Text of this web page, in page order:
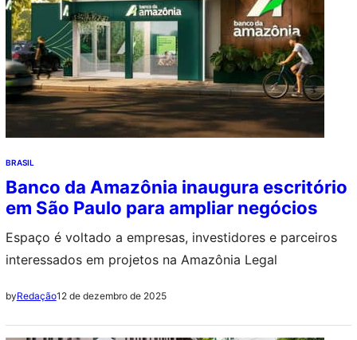
BRASIL
Banco da Amazônia inaugura escritório
em São Paulo para ampliar negócios
Espaço é voltado a empresas, investidores e parceiros
interessados em projetos na Amazônia Legal
byRedação12 de dezembro de 2025